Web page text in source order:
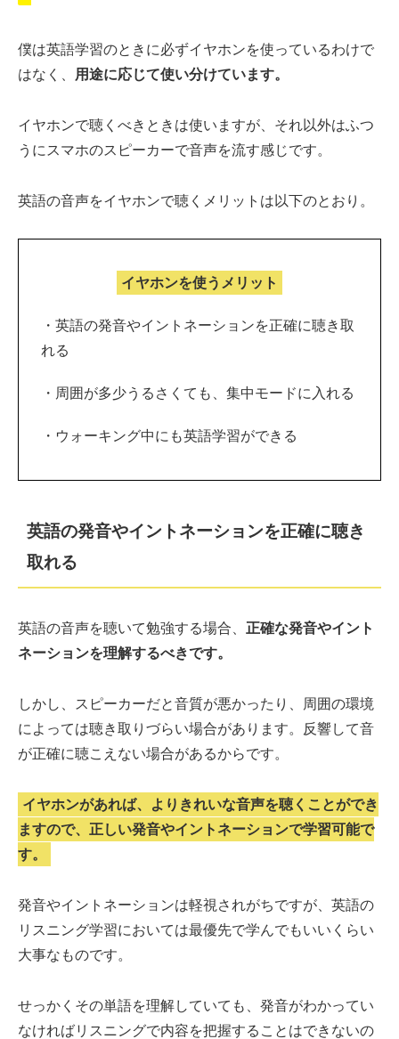
僕は英語学習のときに必ずイヤホンを使っているわけで
はなく、
用途に応じて使い分けています。
イヤホンで聴くべきときは使いますが、それ以外はふつ
うにスマホのスピーカーで音声を流す感じです。
英語の音声をイヤホンで聴くメリットは以下のとおり。
イヤホンを使うメリット
・英語の発音やイントネーションを正確に聴き取
れる
・周囲が多少うるさくても、集中モードに入れる
・ウォーキング中にも英語学習ができる
英語の発音やイントネーションを正確に聴き
取れる
英語の音声を聴いて勉強する場合、 正確な発音やイント
ネーションを理解するべきです。
しかし、スピーカーだと音質が悪かったり、周囲の環境
によっては聴き取りづらい場合があります。反響して音
が正確に聴こえない場合があるからです。
イヤホンがあれば、よりきれいな音声を聴くことができ
ますので、正しい発音やイントネーションで学習可能で
す。
発音やイントネーションは軽視されがちですが、英語の
リスニング学習においては最優先で学んでもいいくらい
大事なものです。
せっかくその単語を理解していても、発音がわかってい
なければリスニングで内容を把握することはできないの